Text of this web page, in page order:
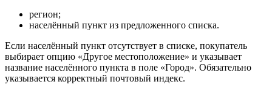
регион;
населённый пункт из предложенного списка.
Если населённый пункт отсутствует в списке, покупатель
выбирает опцию «Другое местоположение» и указывает
название населённого пункта в поле «Город». Обязательно
указывается корректный почтовый индекс.